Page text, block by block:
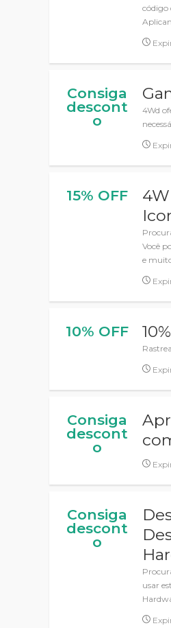
código
Consiga
descont
o
4Wd
15% OFF
Você
e
10% OFF
Consiga
descont
o
Consiga
descont
o
usar